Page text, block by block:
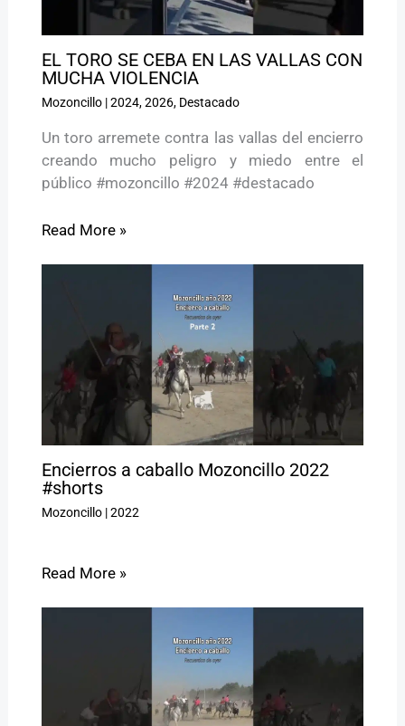
EL TORO SE CEBA EN LAS VALLAS CON
MUCHA VIOLENCIA
Mozoncillo|2024,2026, Destacado
Un toro arremete contra las vallas del encierro
creando mucho peligro y miedo entre el
público #mozoncillo #2024 #destacado
Read More »
Encierros a caballo Mozoncillo 2022
#shorts
Mozoncillo|2022
Read More »